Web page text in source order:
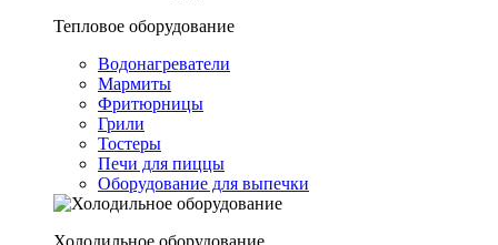
Тепловое оборудование
Водонагреватели
Мармиты
Фритюрницы
Грили
Тостеры
Печи для пиццы
Оборудование для выпечки
Холодильное оборудование